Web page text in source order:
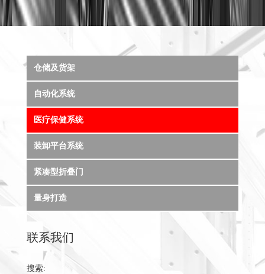
仓储及货架
自动化系统
医疗保健系统
装卸平台系统
紧凑型折叠门
量身打造
联系我们
搜索: